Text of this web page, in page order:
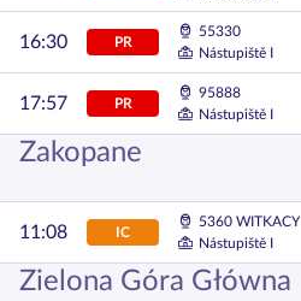
16:30 PR
55330
Nástupiště I
17:57 PR
95888
Nástupiště I
Zakopane
11:08 IC
5360 WITKACY
Nástupiště I
Zielona Góra Główna